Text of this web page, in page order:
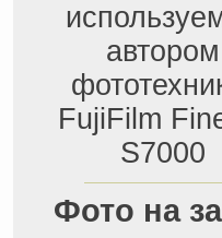
автором
FujiFilm
S7000
Фото на